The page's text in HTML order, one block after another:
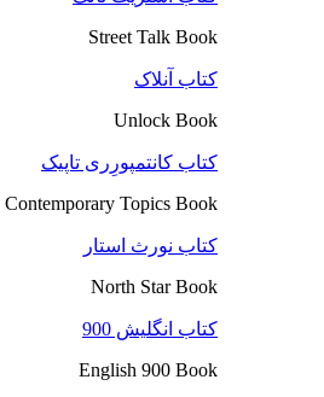
Street Talk Book
کتاب آنلاک
Unlock Book
کتاب کانتمپورِری تاپیک
Contemporary Topics Book
کتاب نورث استار
North Star Book
کتاب انگلیش 900
English 900 Book